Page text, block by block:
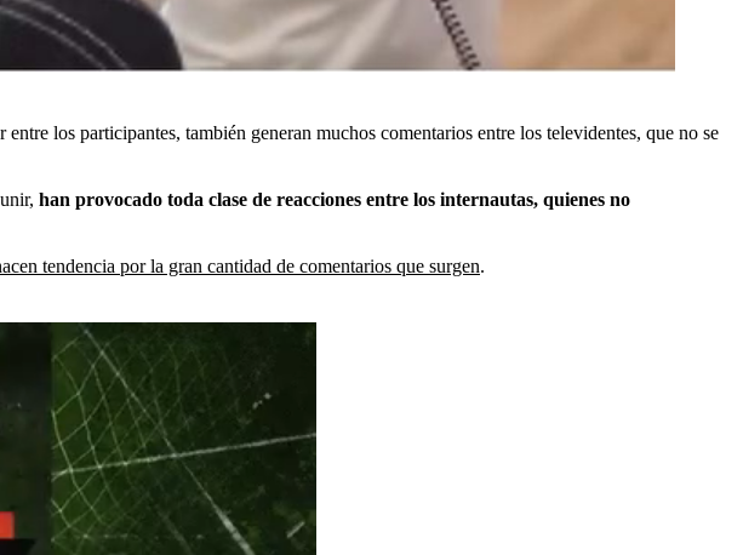
entre los participantes, también generan muchos comentarios entre los televidentes, que no se
han provocado toda clase de reacciones entre los internautas, quienes no
tendencia por la gran cantidad de comentarios que surgen.